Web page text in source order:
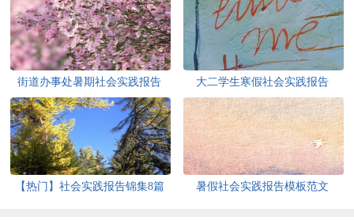
街道办事处暑期社会实践报告 大二学生寒假社会实践报告
【热门】社会实践报告锦集8篇 暑假社会实践报告模板范文